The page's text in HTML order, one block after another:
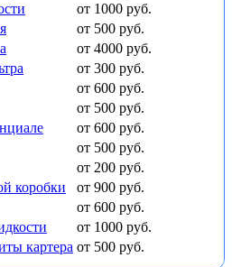
от 1000 руб.
от 500 руб.
от 4000 руб.
от 300 руб.
от 600 руб.
от 500 руб.
от 600 руб.
от 500 руб.
от 200 руб.
коробки
от 900 руб.
от 600 руб.
от 1000 руб.
картера от 500 руб.